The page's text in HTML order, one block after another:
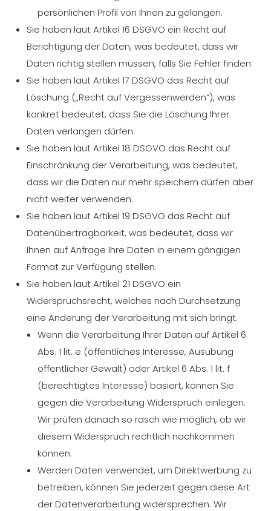
persönlichen Profil von Ihnen zu gelangen.
Sie haben laut Artikel 16 DSGVO ein Recht auf
Berichtigung der Daten, was bedeutet, dass wir
Daten richtig stellen müssen, falls Sie Fehler finden.
Sie haben laut Artikel 17 DSGVO das Recht auf
Löschung („Recht auf Vergessenwerden“), was
konkret bedeutet, dass Sie die Löschung Ihrer
Daten verlangen dürfen.
Sie haben laut Artikel 18 DSGVO das Recht auf
Einschränkung der Verarbeitung, was bedeutet,
dass wir die Daten nur mehr speichern dürfen aber
nicht weiter verwenden.
Sie haben laut Artikel 19 DSGVO das Recht auf
Datenübertragbarkeit, was bedeutet, dass wir
Ihnen auf Anfrage Ihre Daten in einem gängigen
Format zur Verfügung stellen.
Sie haben laut Artikel 21 DSGVO ein
Widerspruchsrecht, welches nach Durchsetzung
eine Änderung der Verarbeitung mit sich bringt.
Wenn die Verarbeitung Ihrer Daten auf Artikel 6
Abs. 1 lit. e (öffentliches Interesse, Ausübung
öffentlicher Gewalt) oder Artikel 6 Abs. 1 lit. f
(berechtigtes Interesse) basiert, können Sie
gegen die Verarbeitung Widerspruch einlegen.
Wir prüfen danach so rasch wie möglich, ob wir
diesem Widerspruch rechtlich nachkommen
können.
Werden Daten verwendet, um Direktwerbung zu
betreiben, können Sie jederzeit gegen diese Art
der Datenverarbeitung widersprechen. Wir